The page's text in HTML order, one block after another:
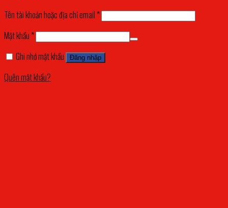
Tên tài khoản hoặc địa chỉ email *
Mật khẩu *
Ghi nhớ mật khẩu
Đăng nhập
Quên mật khẩu?